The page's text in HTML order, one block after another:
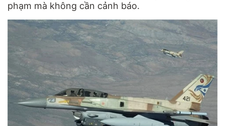
phạm mà không cần cảnh báo.